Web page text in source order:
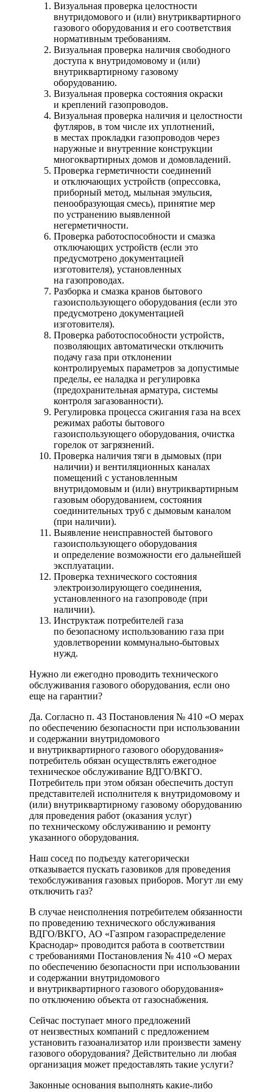
Визуальная проверка целостности
внутридомового и (или) внутриквартирного
газового оборудования и его соответствия
нормативным требованиям.
Визуальная проверка наличия свободного
доступа к внутридомовому и (или)
внутриквартирному газовому
оборудованию.
Визуальная проверка состояния окраски
и креплений газопроводов.
Визуальная проверка наличия и целостности
футляров, в том числе их уплотнений,
в местах прокладки газопроводов через
наружные и внутренние конструкции
многоквартирных домов и домовладений.
Проверка герметичности соединений
и отключающих устройств (опрессовка,
приборный метод, мыльная эмульсия,
пенообразующая смесь), принятие мер
по устранению выявленной
негерметичности.
Проверка работоспособности и смазка
отключающих устройств (если это
предусмотрено документацией
изготовителя), установленных
на газопроводах.
Разборка и смазка кранов бытового
газоиспользующего оборудования (если это
предусмотрено документацией
изготовителя).
Проверка работоспособности устройств,
позволяющих автоматически отключить
подачу газа при отклонении
контролируемых параметров за допустимые
пределы, ее наладка и регулировка
(предохранительная арматура, системы
контроля загазованности).
Регулировка процесса сжигания газа на всех
режимах работы бытового
газоиспользующего оборудования, очистка
горелок от загрязнений.
Проверка наличия тяги в дымовых (при
наличии) и вентиляционных каналах
помещений с установленным
внутридомовым и (или) внутриквартирным
газовым оборудованием, состояния
соединительных труб с дымовым каналом
(при наличии).
Выявление неисправностей бытового
газоиспользующего оборудования
и определение возможности его дальнейшей
эксплуатации.
Проверка технического состояния
электроизолирующего соединения,
установленного на газопроводе (при
наличии).
Инструктаж потребителей газа
по безопасному использованию газа при
удовлетворении коммунально-бытовых
нужд.
Нужно ли ежегодно проводить технического
обслуживания газового оборудования, если оно
еще на гарантии?
Да. Согласно п. 43 Постановления № 410 «О мерах
по обеспечению безопасности при использовании
и содержании внутридомового
и внутриквартирного газового оборудования»
потребитель обязан осуществлять ежегодное
техническое обслуживание ВДГО/ВКГО.
Потребитель при этом обязан обеспечить доступ
представителей исполнителя к внутридомовому и
(или) внутриквартирному газовому оборудованию
для проведения работ (оказания услуг)
по техническому обслуживанию и ремонту
указанного оборудования.
Наш сосед по подъезду категорически
отказывается пускать газовиков для проведения
техобслуживания газовых приборов. Могут ли ему
отключить газ?
В случае неисполнения потребителем обязанности
по проведению технического обслуживания
ВДГО/ВКГО, АО «Газпром газораспределение
Краснодар» проводится работа в соответствии
с требованиями Постановления № 410 «О мерах
по обеспечению безопасности при использовании
и содержании внутридомового
и внутриквартирного газового оборудования»
по отключению объекта от газоснабжения.
Сейчас поступает много предложений
от неизвестных компаний с предложением
установить газоанализатор или произвести замену
газового оборудования? Действительно ли любая
организация может предоставлять такие услуги?
Законные основания выполнять какие-либо